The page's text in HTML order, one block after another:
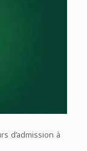
d’admission à